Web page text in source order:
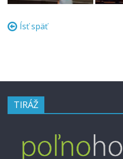
Ísť späť
TIRÁŽ